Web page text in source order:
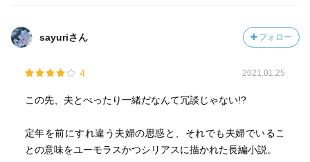
sayuriさん フォロー
4 2021.01.25
この先、夫とべったり一緒だなんて冗談じゃない!?
定年を前にすれ違う夫婦の思惑と、それでも夫婦でいるこ
との意味をユーモラスかつシリアスに描かれた長編小説。